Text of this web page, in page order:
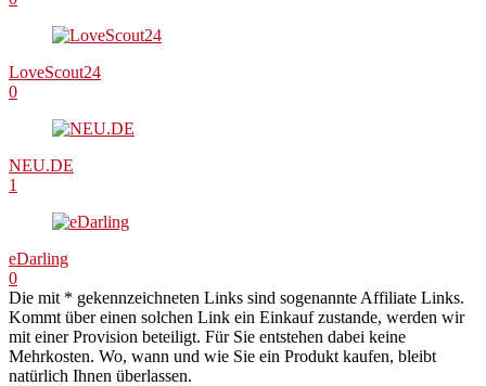
LoveScout24
0
NEU.DE
1
eDarling
0
Die mit * gekennzeichneten Links sind sogenannte Affiliate Links.
Kommt über einen solchen Link ein Einkauf zustande, werden wir
mit einer Provision beteiligt. Für Sie entstehen dabei keine
Mehrkosten. Wo, wann und wie Sie ein Produkt kaufen, bleibt
natürlich Ihnen überlassen.